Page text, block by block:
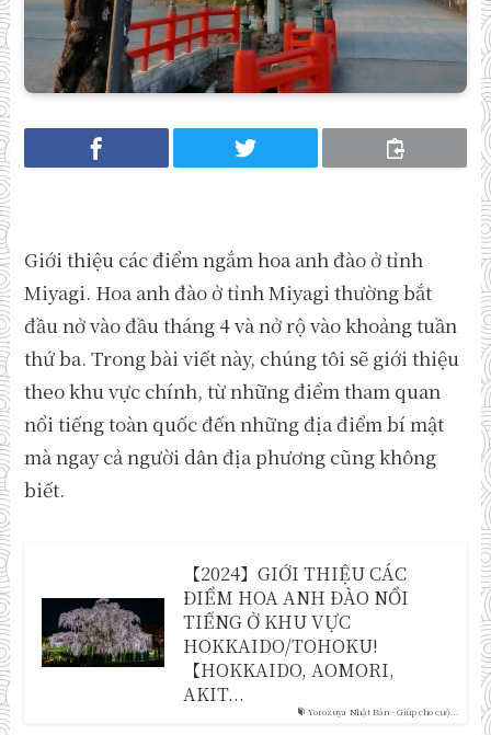
Giới thiệu các điểm ngắm hoa anh đào ở tỉnh
Miyagi. Hoa anh đào ở tỉnh Miyagi thường bắt
đầu nở vào đầu tháng 4 và nở rộ vào khoảng tuần
thứ ba. Trong bài viết này, chúng tôi sẽ giới thiệu
theo khu vực chính, từ những điểm tham quan
nổi tiếng toàn quốc đến những địa điểm bí mật
mà ngay cả người dân địa phương cũng không
biết.
Yorozuya Nhật Bản - Giúp cho cuộ...
【2024】GIỚI THIỆU CÁC
ĐIỂM HOA ANH ĐÀO NỔI
TIẾNG Ở KHU VỰC
HOKKAIDO/TOHOKU!
【HOKKAIDO, AOMORI,
AKIT...